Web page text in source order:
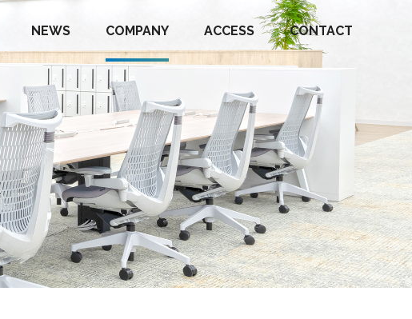
オールスポーツコミュニティ
フォトマティック
NEWS
インフォメーション
COMPANY
沿革
ACCESS CONTACT
撮影依頼
その他